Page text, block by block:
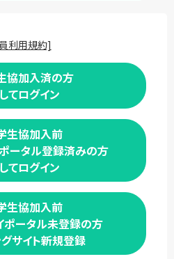
利用規約]
協加入済の方
てログイン
生協加入前
ータル登録済みの方
てログイン
生協加入前
ータル未登録の方
サイト新規登録